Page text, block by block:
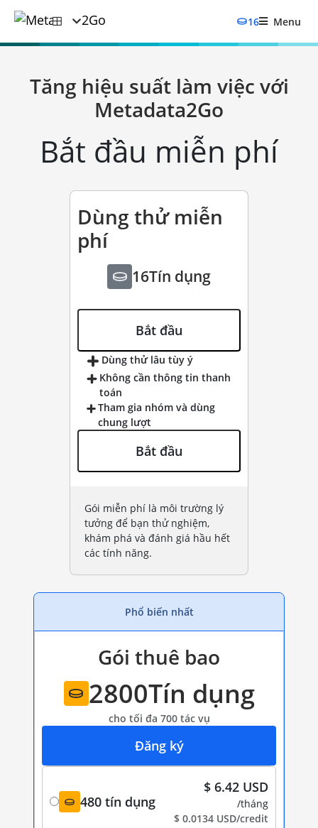
16 Menu
Tăng hiệu suất làm việc với
Metadata2Go
Bắt đầu miễn phí
Dùng thử miễn
phí
16Tín dụng
Bắt đầu
Dùng thử lâu tùy ý
Không cần thông tin thanh
toán
Tham gia nhóm và dùng
chung lượt
Bắt đầu
Gói miễn phí là môi trường lý
tưởng để bạn thử nghiệm,
khám phá và đánh giá hầu hết
các tính năng.
Phổ biến nhất
Gói thuê bao
2800Tín dụng
cho tối đa 700 tác vụ
Đăng ký
480 tín dụng
$ 6.42 USD
/tháng
$ 0.0134 USD/credit